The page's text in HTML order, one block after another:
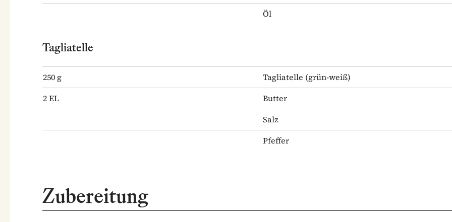
Öl
Tagliatelle
250 g Tagliatelle (grün-weiß)
2EL
Butter
Salz
Pfeffer
Zubereitung